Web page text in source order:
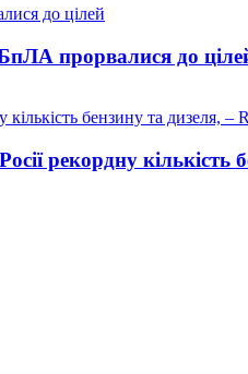
прорвалися до
рекордну кількість